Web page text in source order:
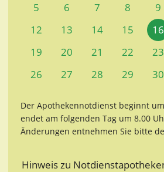
5
6 7 8 9
12
13 14 15 16
19
20 21 22 23
26
27 28 29 30
Der Apothekennotdienst beginnt
endet am folgenden Tag um 8.00
Änderungen entnehmen Sie bitte
Hinweis zu